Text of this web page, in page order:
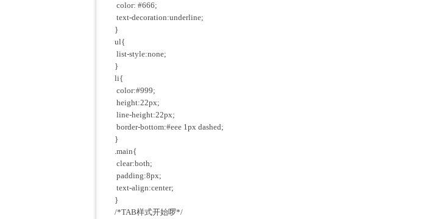
color: #666;
text-decoration:underline;
}
ul{
list-style:none;
}
li{
color:#999;
height:22px;
line-height:22px;
border-bottom:#eee 1px dashed;
}
.main{
clear:both;
padding:8px;
text-align:center;
}
/*TAB样式开始啰*/